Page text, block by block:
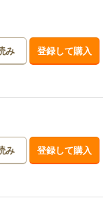
み 登録して購入
み 登録して購入